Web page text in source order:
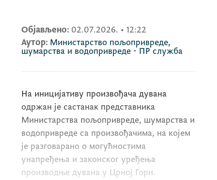
Објављено: 02.07.2026. • 12:22
Аутор: Министарство пољопривреде,
шумарства и водопривреде - ПР служба
На иницијативу произвођача дувана
одржан је састанак представника
Министарства пољопривреде, шумарства и
водопривреде са произвођачима, на којем
је разговарано о могућностима
унапређења и законског уређења
производње дувана у Црној Гори.